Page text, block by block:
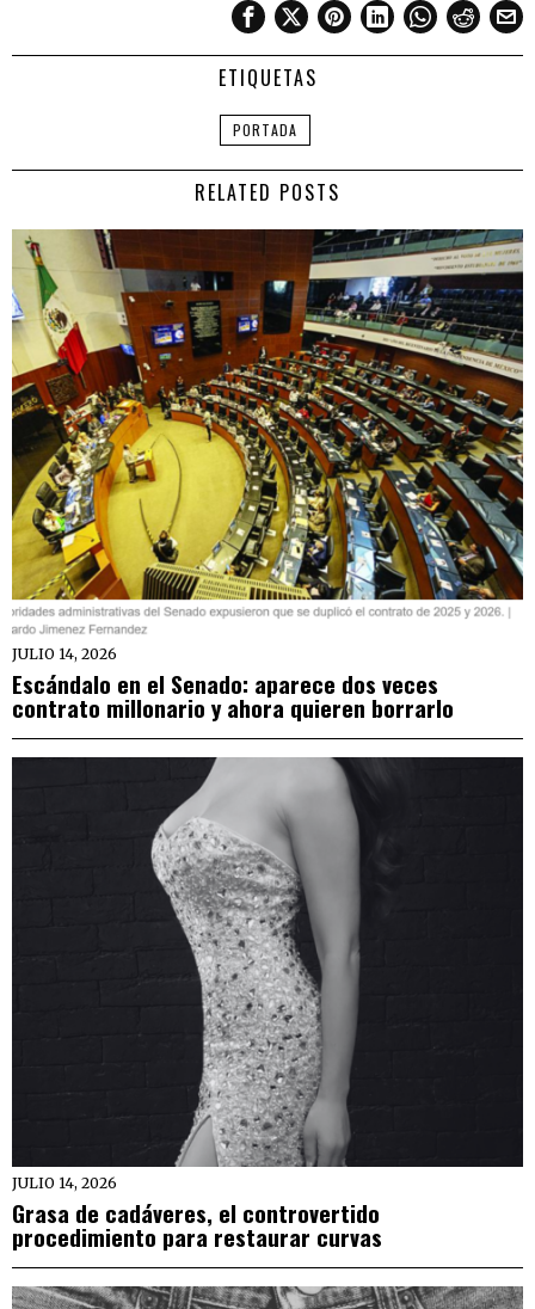
ETIQUETAS
PORTADA
RELATED POSTS
JULIO 14, 2026
Escándalo en el Senado: aparece dos veces
contrato millonario y ahora quieren borrarlo
JULIO 14, 2026
Grasa de cadáveres, el controvertido
procedimiento para restaurar curvas